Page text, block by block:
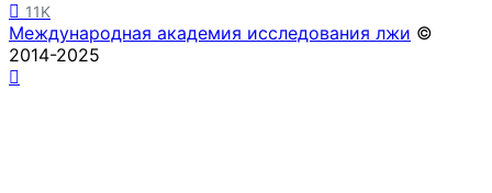
11K
Международная академия исследования лжи ©
2014-2025